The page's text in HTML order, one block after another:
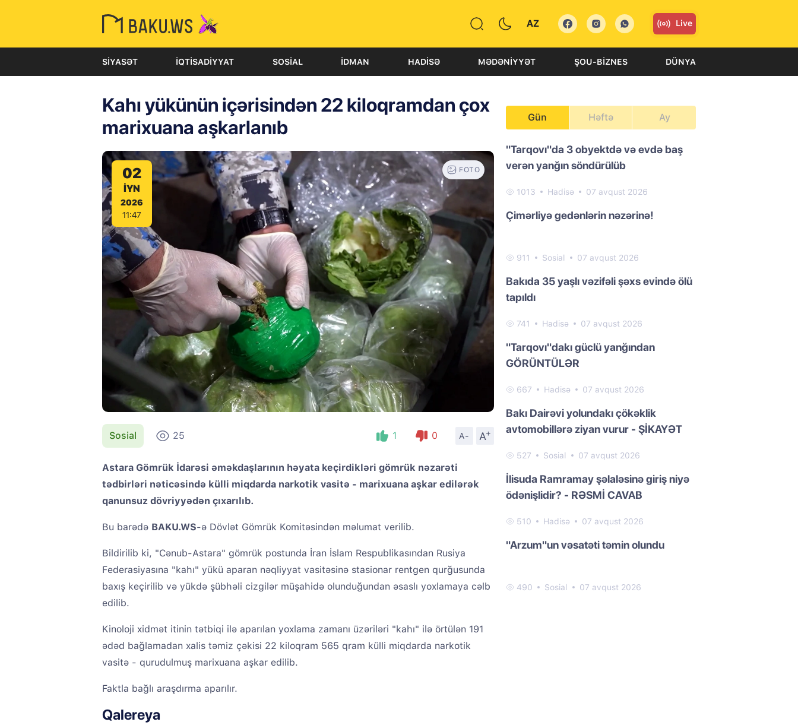
AZ Live
SIYASƏT İQTISADIYYAT SOSIAL İDMAN HADISƏ MƏDƏNIYYƏT ŞOU-BIZNES DÜNYA
Kahı yükünün içərisindən 22 kiloqramdan çox
marixuana aşkarlanıb
02
IYN
2026
11:47
FOTO
Sosial 25 1 0 A- A
+
Astara Gömrük İdarəsi əməkdaşlarının həyata keçirdikləri gömrük nəzarəti
tədbirləri nəticəsində külli miqdarda narkotik vasitə - marixuana aşkar edilərək
qanunsuz dövriyyədən çıxarılıb.
Bu barədə BAKU.WS-ə Dövlət Gömrük Komitəsindən məlumat verilib.
Bildirilib ki, "Cənub-Astara" gömrük postunda İran İslam Respublikasından Rusiya
Federasiyasına "kahı" yükü aparan nəqliyyat vasitəsinə stasionar rentgen qurğusunda
baxış keçirilib və yükdə şübhəli cizgilər müşahidə olunduğundan əsaslı yoxlamaya cəlb
edilib.
Kinoloji xidmət itinin tətbiqi ilə aparılan yoxlama zamanı üzəriləri "kahı" ilə örtülən 191
ədəd bağlamadan xalis təmiz çəkisi 22 kiloqram 565 qram külli miqdarda narkotik
vasitə - qurudulmuş marixuana aşkar edilib.
Faktla bağlı araşdırma aparılır.
Qalereya
Gün Həftə Ay
"Tarqovı"da 3 obyektdə və evdə baş
verən yanğın söndürülüb
1013 Hadisə 07 avqust 2026
Çimərliyə gedənlərin nəzərinə!
911 Sosial 07 avqust 2026
Bakıda 35 yaşlı vəzifəli şəxs evində ölü
tapıldı
741 Hadisə 07 avqust 2026
"Tarqovı"dakı güclü yanğından
GÖRÜNTÜLƏR
667 Hadisə 07 avqust 2026
Bakı Dairəvi yolundakı çökəklik
avtomobillərə ziyan vurur - ŞİKAYƏT
527 Sosial 07 avqust 2026
İlisuda Ramramay şəlaləsinə giriş niyə
ödənişlidir? - RƏSMİ CAVAB
510 Hadisə 07 avqust 2026
"Arzum"un vəsatəti təmin olundu
490 Sosial 07 avqust 2026